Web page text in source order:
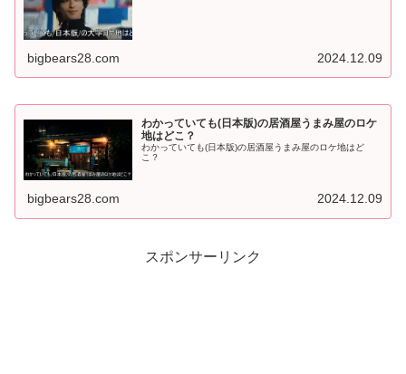
bigbears28.com 2024.12.09
わかっていても(日本版)の居酒屋うまみ屋のロケ
地はどこ？
わかっていても(日本版)の居酒屋うまみ屋のロケ地はど
こ？
bigbears28.com 2024.12.09
スポンサーリンク